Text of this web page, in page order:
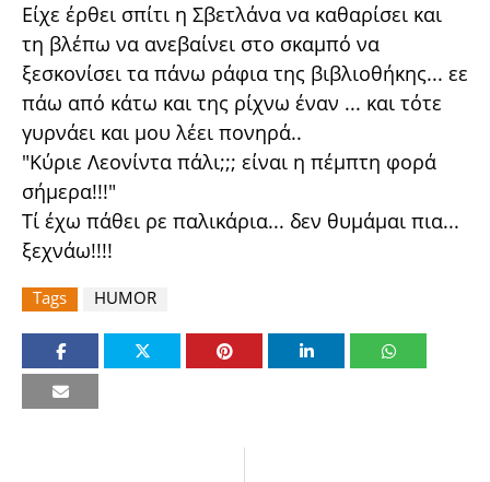
Είχε έρθει σπίτι η Σβετλάνα να καθαρίσει και
τη βλέπω να ανεβαίνει στο σκαμπό να
ξεσκονίσει τα πάνω ράφια της βιβλιοθήκης... εε
πάω από κάτω και της ρίχνω έναν ... και τότε
γυρνάει και μου λέει πονηρά..
"Κύριε Λεονίντα πάλι;;; είναι η πέμπτη φορά
σήμερα!!!"
Τί έχω πάθει ρε παλικάρια... δεν θυμάμαι πια...
ξεχνάω!!!!
Tags HUMOR